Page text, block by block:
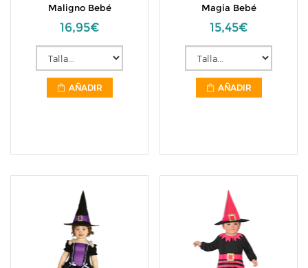
Maligno Bebé
16,95€
AÑADIR
Magia Bebé
15,45€
AÑADIR